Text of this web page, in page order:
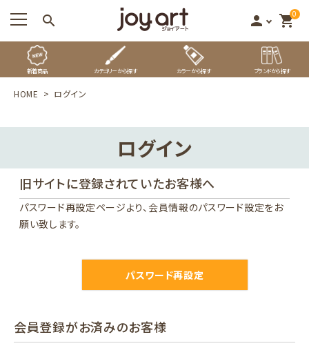
search person 0
shopping_cart
新着商品 カテゴリーから探す カラーから探す ブランドから探す
HOME ログイン
ログイン
旧サイトに登録されていたお客様へ
パスワード再設定ページより、会員情報のパスワード設定をお
願い致します。
パスワード再設定
会員登録がお済みのお客様